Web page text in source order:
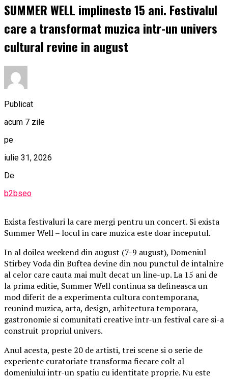
SUMMER WELL implineste 15 ani. Festivalul
care a transformat muzica intr-un univers
cultural revine in august
Publicat
acum 7 zile
pe
iulie 31, 2026
De
b2bseo
Exista festivaluri la care mergi pentru un concert. Si exista
Summer Well – locul in care muzica este doar inceputul.
In al doilea weekend din august (7-9 august), Domeniul
Stirbey Voda din Buftea devine din nou punctul de intalnire
al celor care cauta mai mult decat un line-up. La 15 ani de
la prima editie, Summer Well continua sa defineasca un
mod diferit de a experimenta cultura contemporana,
reunind muzica, arta, design, arhitectura temporara,
gastronomie si comunitati creative intr-un festival care si-a
construit propriul univers.
Anul acesta, peste 20 de artisti, trei scene si o serie de
experiente curatoriate transforma fiecare colt al
domeniului intr-un spatiu cu identitate proprie. Nu este